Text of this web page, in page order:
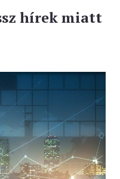
hírek miatt